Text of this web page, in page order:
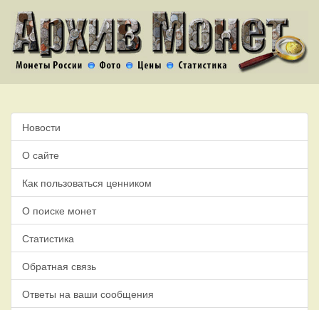
Новости
О сайте
Как пользоваться ценником
О поиске монет
Статистика
Обратная связь
Ответы на ваши сообщения